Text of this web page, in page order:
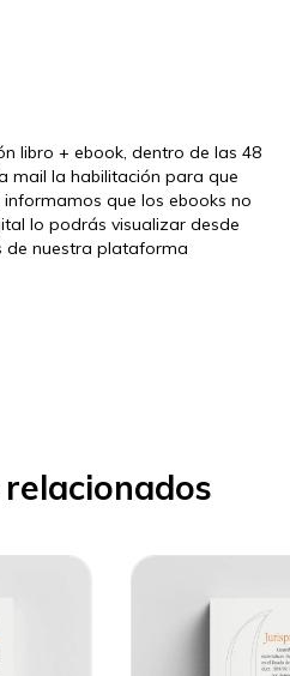
libro + ebook, dentro de las 48
mail la habilitación para que
que los ebooks no
lo podrás visualizar desde
de nuestra plataforma